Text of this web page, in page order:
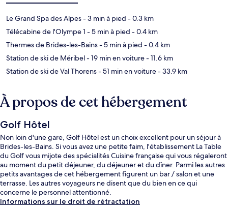
Le Grand Spa des Alpes- 3 min à pied - 0.3 km
Télécabine de l'Olympe 1 - 5 min à pied - 0.4 km
Thermes de Brides-les-Bains- 5 min à pied - 0.4 km
Station de ski de Méribel- 19 min en voiture- 11.6 km
Station de ski de Val Thorens- 51 min en voiture- 33.9 km
À propos de cet hébergement
Golf Hôtel
Non loin d'une gare, Golf Hôtel est un choix excellent pour un séjour à
Brides-les-Bains. Si vous avez une petite faim, l'établissement La Table
du Golf vous mijote des spécialités Cuisine française qui vous régaleront
au moment du petit déjeuner, du déjeuner et du dîner. Parmi les autres
petits avantages de cet hébergement figurent un bar / salon et une
terrasse. Les autres voyageurs ne disent que du bien en ce qui
concerne le personnel attentionné.
Informations sur le droit de rétractation